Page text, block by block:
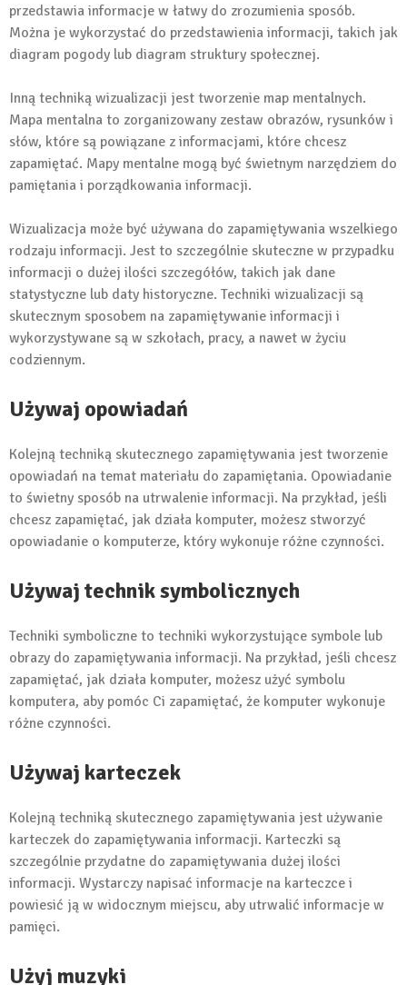
przedstawia informacje w łatwy do zrozumienia sposób.
Można je wykorzystać do przedstawienia informacji, takich jak
diagram pogody lub diagram struktury społecznej.
Inną techniką wizualizacji jest tworzenie map mentalnych.
Mapa mentalna to zorganizowany zestaw obrazów, rysunków i
słów, które są powiązane z informacjami, które chcesz
zapamiętać. Mapy mentalne mogą być świetnym narzędziem do
pamiętania i porządkowania informacji.
Wizualizacja może być używana do zapamiętywania wszelkiego
rodzaju informacji. Jest to szczególnie skuteczne w przypadku
informacji o dużej ilości szczegółów, takich jak dane
statystyczne lub daty historyczne. Techniki wizualizacji są
skutecznym sposobem na zapamiętywanie informacji i
wykorzystywane są w szkołach, pracy, a nawet w życiu
codziennym.
Używaj opowiadań
Kolejną techniką skutecznego zapamiętywania jest tworzenie
opowiadań na temat materiału do zapamiętania. Opowiadanie
to świetny sposób na utrwalenie informacji. Na przykład, jeśli
chcesz zapamiętać, jak działa komputer, możesz stworzyć
opowiadanie o komputerze, który wykonuje różne czynności.
Używaj technik symbolicznych
Techniki symboliczne to techniki wykorzystujące symbole lub
obrazy do zapamiętywania informacji. Na przykład, jeśli chcesz
zapamiętać, jak działa komputer, możesz użyć symbolu
komputera, aby pomóc Ci zapamiętać, że komputer wykonuje
różne czynności.
Używaj karteczek
Kolejną techniką skutecznego zapamiętywania jest używanie
karteczek do zapamiętywania informacji. Karteczki są
szczególnie przydatne do zapamiętywania dużej ilości
informacji. Wystarczy napisać informacje na karteczce i
powiesić ją w widocznym miejscu, aby utrwalić informacje w
pamięci.
Użyj muzyki